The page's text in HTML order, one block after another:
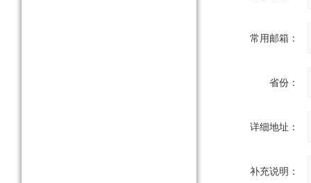
常用邮箱：
省份：
详细地址：
补充说明：